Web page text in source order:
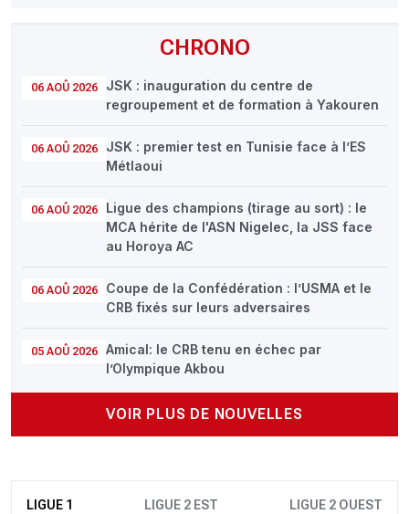
CHRONO
06 AOÛ 2026
JSK : inauguration du centre de
regroupement et de formation à Yakouren
06 AOÛ 2026
JSK : premier test en Tunisie face à l’ES
Métlaoui
06 AOÛ 2026
Ligue des champions (tirage au sort) : le
MCA hérite de l'ASN Nigelec, la JSS face
au Horoya AC
06 AOÛ 2026
Coupe de la Confédération : l’USMA et le
CRB fixés sur leurs adversaires
05 AOÛ 2026
Amical: le CRB tenu en échec par
l’Olympique Akbou
VOIR PLUS DE NOUVELLES
LIGUE 1 LIGUE 2 EST LIGUE 2 OUEST